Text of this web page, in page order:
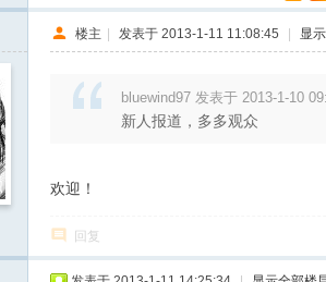
楼主 | 发表于 2013-1-11 11:08:45 | 显
bluewind97 发表于 2013-1-10
新人报道，多多观众
欢迎！
回复